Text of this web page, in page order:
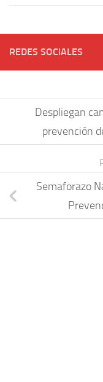
REDES SOCIALES
Despliegan
prevención
Semaforazo